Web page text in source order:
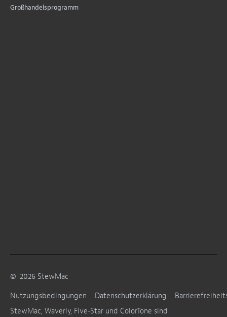
Großhandelsprogramm
© 2026 StewMac
Nutzungsbedingungen
Datenschutzerklärung
StewMac, Waverly, Five-Star und ColorTone sind